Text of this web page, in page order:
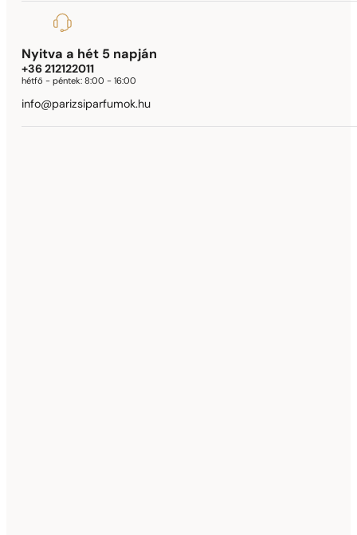
Nyitva a hét 5 napján
+36 212122011
hétfő - péntek:8:00 - 16:00
info@parizsiparfumok.hu